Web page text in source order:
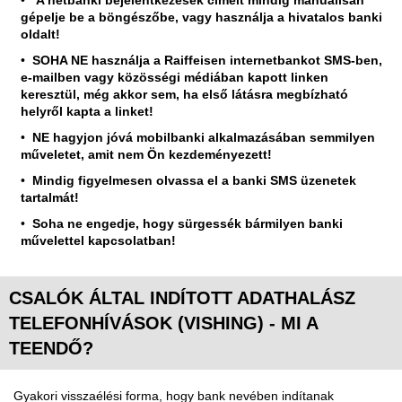
gépelje be a böngészőbe, vagy használja a hivatalos banki
oldalt!
SOHA NE használja a Raiffeisen internetbankot SMS-ben,
e-mailben vagy közösségi médiában kapott linken
keresztül, még akkor sem, ha első látásra megbízható
helyről kapta a linket!
NE hagyjon jóvá mobilbanki alkalmazásában semmilyen
műveletet, amit nem Ön kezdeményezett!
Mindig figyelmesen olvassa el a banki SMS üzenetek
tartalmát!
Soha ne engedje, hogy sürgessék bármilyen banki
művelettel kapcsolatban!
CSALÓK ÁLTAL INDÍTOTT ADATHALÁSZ
TELEFONHÍVÁSOK (VISHING) - MI A
TEENDŐ?
Gyakori visszaélési forma, hogy bank nevében indítanak